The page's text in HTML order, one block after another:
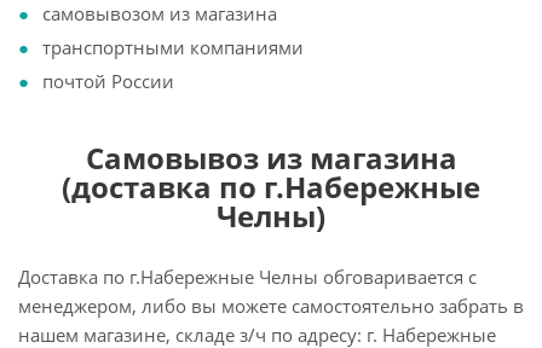
самовывозом из магазина
транспортными компаниями
почтой России
Самовывоз из магазина
(доставка по г.Набережные
Челны)
Доставка по г.Набережные Челны обговаривается с
менеджером, либо вы можете самостоятельно забрать в
нашем магазине, складе з/ч по адресу: г. Набережные